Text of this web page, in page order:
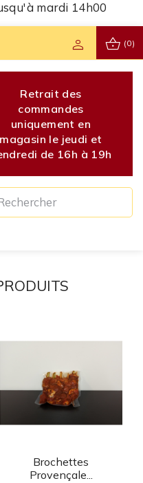
mardi 14h00
shopping_basket (0)
person
Retrait des
commandes
uniquement en
magasin le jeudi et
de 16h à 19h
Aperçu rapide
Brochettes
Provençale...